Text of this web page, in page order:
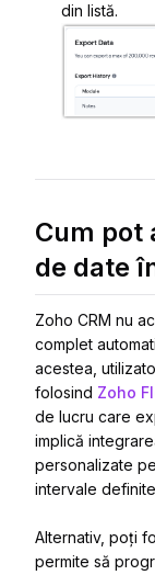
din listă.
Cum pot
de date
Zoho CRM nu
complet
acestea,
folosind Zoho
de lucru care
implică
personalizate
intervale
Alternativ, poți
permite să